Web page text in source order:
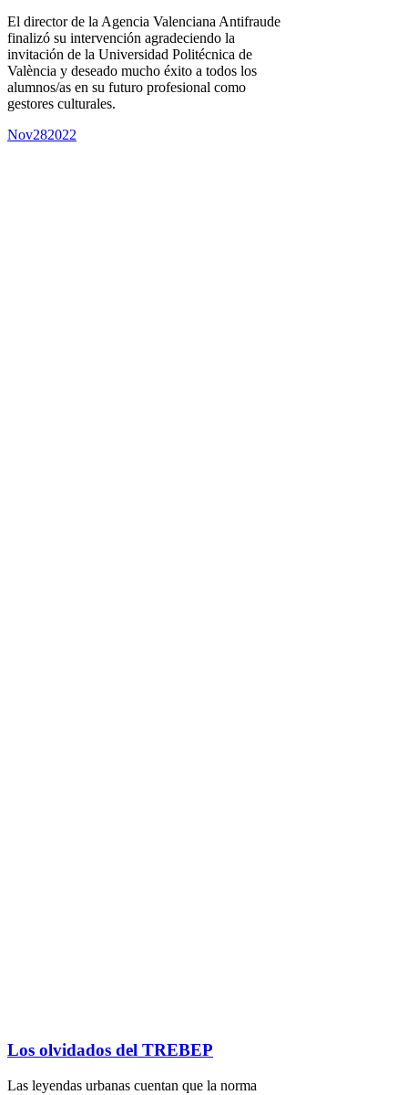
El director de la Agencia Valenciana Antifraude
finalizó su intervención agradeciendo la
invitación de la Universidad Politécnica de
València y deseado mucho éxito a todos los
alumnos/as en su futuro profesional como
gestores culturales.
Nov282022
Los olvidados del TREBEP
Las leyendas urbanas cuentan que la norma